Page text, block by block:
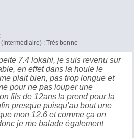
: Très bonne
7.4 lokahi, je suis revenu sur
en effet dans la houle le
plait bien, pas trop longue et
pour ne pas louper une
fils de 12ans la prend pour la
presque puisqu'au bout une
mon 12.6 et comme ça on
je me balade également